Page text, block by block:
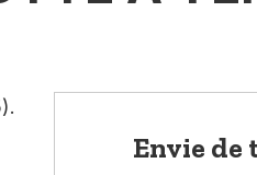
Envie de